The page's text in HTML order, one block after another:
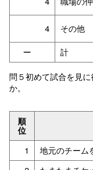
4
その他
ー
計
問５初めて試合を見
か。
順
位
1
地元のチーム